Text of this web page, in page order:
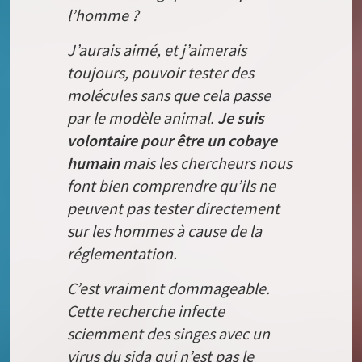
l’homme ?
J’aurais aimé, et j’aimerais
toujours, pouvoir tester des
molécules sans que cela passe
par le modèle animal. Je suis
volontaire pour être un cobaye
humainmais les chercheurs nous
font bien comprendre qu’ils ne
peuvent pas tester directement
sur les hommes à cause de la
réglementation.
C’est vraiment dommageable.
Cette recherche infecte
sciemment des singes avec un
virus du sida qui n’est pas le